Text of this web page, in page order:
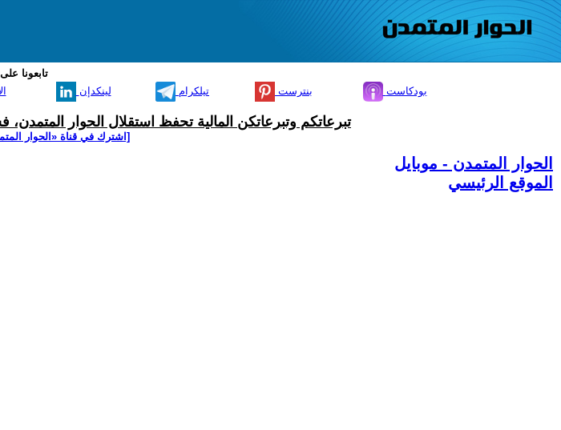
تابعونا
لينكدإن تيلكرام بنترست بودكاست
تبرعاتكم وتبرعاتكن المالية تحفظ استقلال الحوار
[اشترك في قناة ‫«الحوار
الحوار المتمدن - موبايل
الموقع الرئيسي